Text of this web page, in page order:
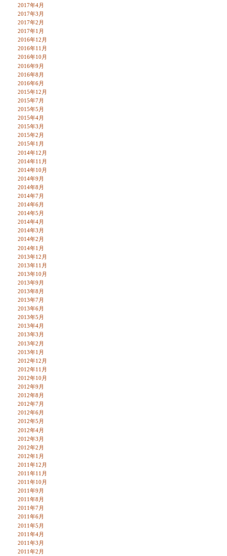
2017年4月
2017年3月
2017年2月
2017年1月
2016年12月
2016年11月
2016年10月
2016年9月
2016年8月
2016年6月
2015年12月
2015年7月
2015年5月
2015年4月
2015年3月
2015年2月
2015年1月
2014年12月
2014年11月
2014年10月
2014年9月
2014年8月
2014年7月
2014年6月
2014年5月
2014年4月
2014年3月
2014年2月
2014年1月
2013年12月
2013年11月
2013年10月
2013年9月
2013年8月
2013年7月
2013年6月
2013年5月
2013年4月
2013年3月
2013年2月
2013年1月
2012年12月
2012年11月
2012年10月
2012年9月
2012年8月
2012年7月
2012年6月
2012年5月
2012年4月
2012年3月
2012年2月
2012年1月
2011年12月
2011年11月
2011年10月
2011年9月
2011年8月
2011年7月
2011年6月
2011年5月
2011年4月
2011年3月
2011年2月